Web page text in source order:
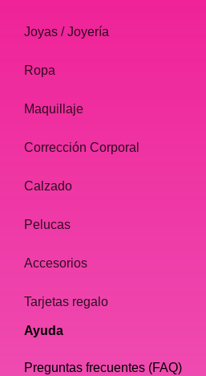
Joyas / Joyería
Ropa
Maquillaje
Corrección Corporal
Calzado
Pelucas
Accesorios
Tarjetas regalo
Ayuda
Preguntas frecuentes (FAQ)